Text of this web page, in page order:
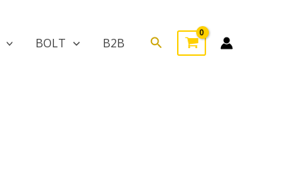
BOLT B2B Search